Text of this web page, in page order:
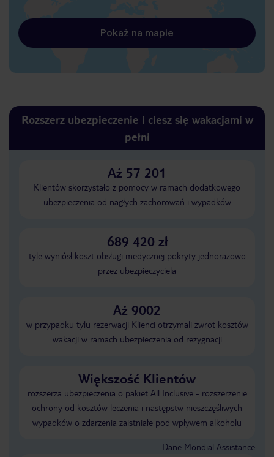
Pokaż na mapie
Rozszerz ubezpieczenie i ciesz się wakacjami w
pełni
Aż 57 201
Klientów skorzystało z pomocy w ramach dodatkowego
ubezpieczenia od nagłych zachorowań i wypadków
689 420 zł
tyle wyniósł koszt obsługi medycznej pokryty jednorazowo
przez ubezpieczyciela
Aż 9002
w przypadku tylu rezerwacji Klienci otrzymali zwrot kosztów
wakacji w ramach ubezpieczenia od rezygnacji
Większość Klientów
rozszerza ubezpieczenia o pakiet All Inclusive - rozszerzenie
ochrony od kosztów leczenia i następstw nieszczęśliwych
wypadków o zdarzenia zaistniałe pod wpływem alkoholu
Dane Mondial Assistance